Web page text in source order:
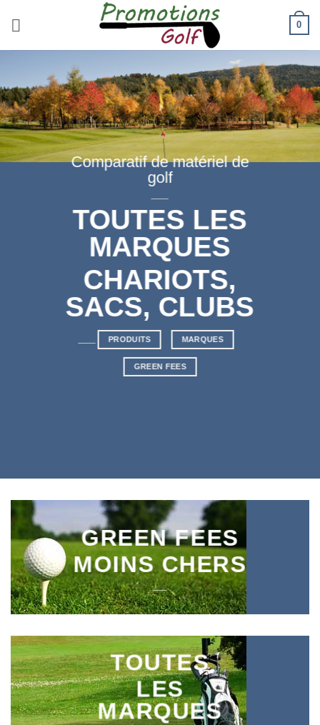
0
Comparatif de matériel de
golf
TOUTES LES
MARQUES
CHARIOTS,
SACS, CLUBS
PRODUITS MARQUES
GREEN FEES
GREEN FEES
MOINS CHERS
___
TOUTES
LES
MARQUES